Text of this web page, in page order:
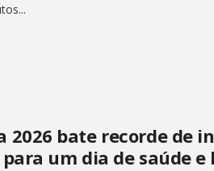
bate recorde de
um dia de saúde e